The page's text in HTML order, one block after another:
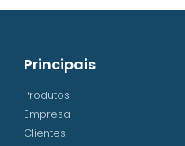
Principais
Produtos
Empresa
Clientes